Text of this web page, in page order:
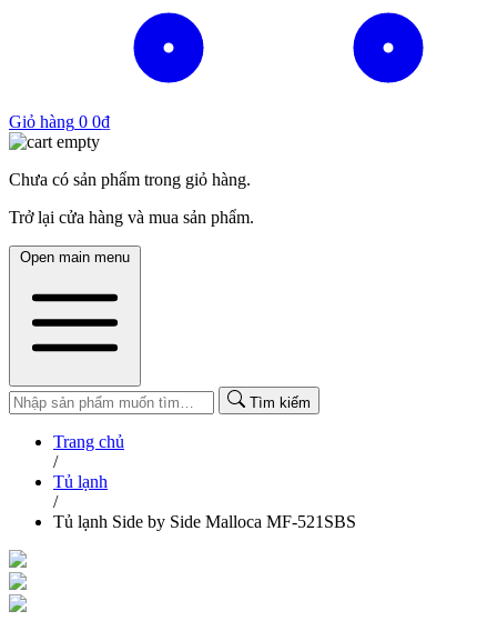
Giỏ hàng 0 0₫
Chưa có sản phẩm trong giỏ hàng.
Trở lại cửa hàng và mua sản phẩm.
Open main menu
Tìm kiếm
Trang chủ
/
Tủ lạnh
/
Tủ lạnh Side by Side Malloca MF-521SBS